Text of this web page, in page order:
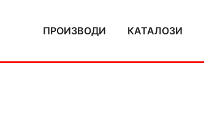
ПРОИЗВОДИ КАТАЛОЗИ